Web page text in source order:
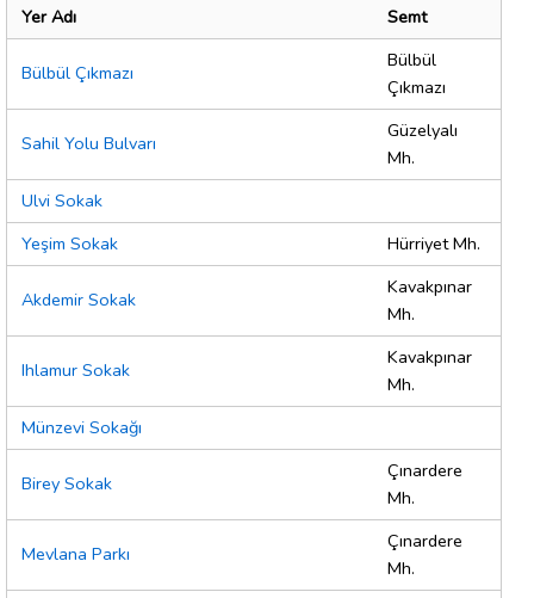
Yer Adı Semt
Bülbül Çıkmazı
Bülbül
Çıkmazı
Sahil Yolu Bulvarı
Güzelyalı
Mh.
Ulvi Sokak
Yeşim Sokak
Hürriyet Mh.
Akdemir Sokak
Kavakpınar
Mh.
Ihlamur Sokak
Kavakpınar
Mh.
Münzevi Sokağı
Birey Sokak
Çınardere
Mh.
Mevlana Parkı
Çınardere
Mh.